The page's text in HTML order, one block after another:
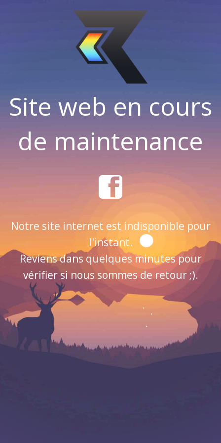
Site web en cours
de maintenance
Notre site internet est indisponible pour
l'instant.
Reviens dans quelques minutes pour
vérifier si nous sommes de retour ;).